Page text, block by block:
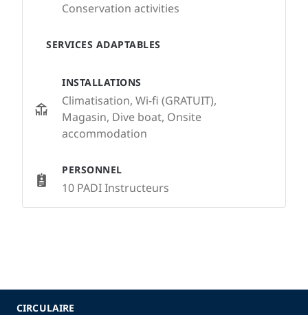
Conservation activities
SERVICES ADAPTABLES
INSTALLATIONS
Climatisation, Wi-fi (GRATUIT),
Magasin, Dive boat, Onsite
accommodation
PERSONNEL
10 PADI Instructeurs
CIRCULAIRE